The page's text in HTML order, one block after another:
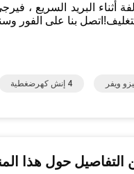
أثناء البريد السريع
بنا على الفور
4 إنش كهرضغطية
حول هذا